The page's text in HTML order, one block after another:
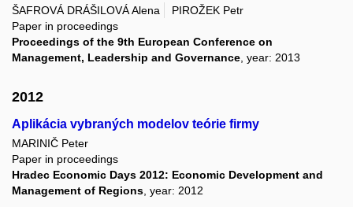
ŠAFROVÁ DRÁŠILOVÁ Alena
PIROŽEK Petr
Paper in proceedings
Proceedings of the 9th European Conference on
Management, Leadership and Governance , year: 2013
2012
Aplikácia vybraných modelov teórie firmy
MARINIČ Peter
Paper in proceedings
Hradec Economic Days 2012: Economic Development and
Management of Regions , year: 2012